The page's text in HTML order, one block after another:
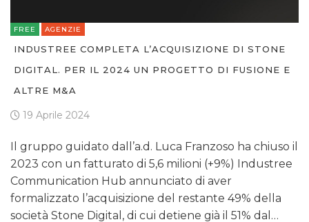
FREE AGENZIE
INDUSTREE COMPLETA L’ACQUISIZIONE DI STONE
DIGITAL. PER IL 2024 UN PROGETTO DI FUSIONE E
ALTRE M&A
19 Aprile 2024
Il gruppo guidato dall’a.d. Luca Franzoso ha chiuso il
2023 con un fatturato di 5,6 milioni (+9%) Industree
Communication Hub annunciato di aver
formalizzato l’acquisizione del restante 49% della
società Stone Digital, di cui detiene già il 51% dal…